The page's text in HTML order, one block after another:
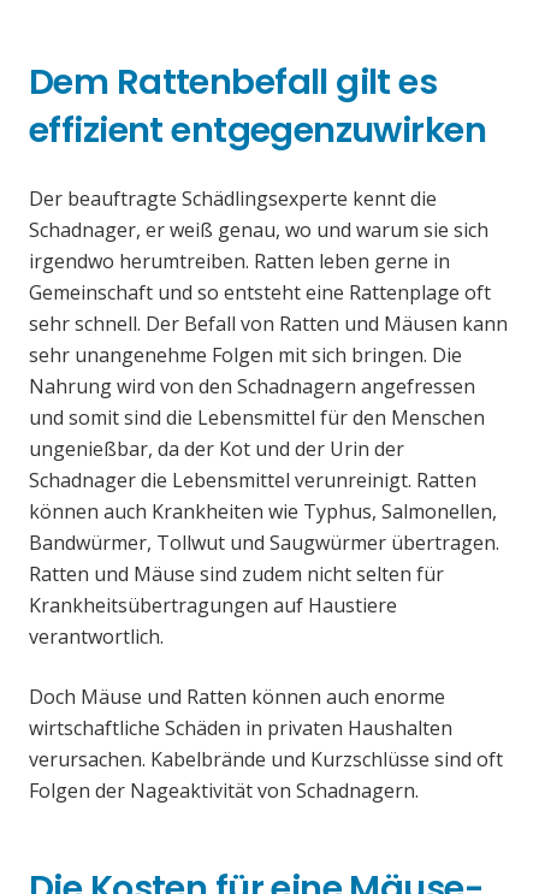
Dem Rattenbefall gilt es
effizient entgegenzuwirken
Der beauftragte Schädlingsexperte kennt die
Schadnager, er weiß genau, wo und warum sie sich
irgendwo herumtreiben. Ratten leben gerne in
Gemeinschaft und so entsteht eine Rattenplage oft
sehr schnell. Der Befall von Ratten und Mäusen kann
sehr unangenehme Folgen mit sich bringen. Die
Nahrung wird von den Schadnagern angefressen
und somit sind die Lebensmittel für den Menschen
ungenießbar, da der Kot und der Urin der
Schadnager die Lebensmittel verunreinigt. Ratten
können auch Krankheiten wie Typhus, Salmonellen,
Bandwürmer, Tollwut und Saugwürmer übertragen.
Ratten und Mäuse sind zudem nicht selten für
Krankheitsübertragungen auf Haustiere
verantwortlich.
Doch Mäuse und Ratten können auch enorme
wirtschaftliche Schäden in privaten Haushalten
verursachen. Kabelbrände und Kurzschlüsse sind oft
Folgen der Nageaktivität von Schadnagern.